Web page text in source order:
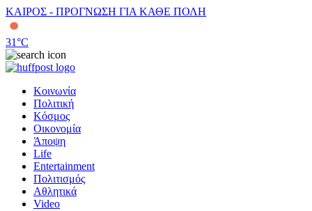
ΚΑΙΡΟΣ - ΠΡΟΓΝΩΣΗ ΓΙΑ ΚΑΘΕ ΠΟΛΗ
31°C
Κοινωνία
Πολιτική
Κόσμος
Οικονομία
Άποψη
Life
Entertainment
Πολιτισμός
Αθλητικά
Video